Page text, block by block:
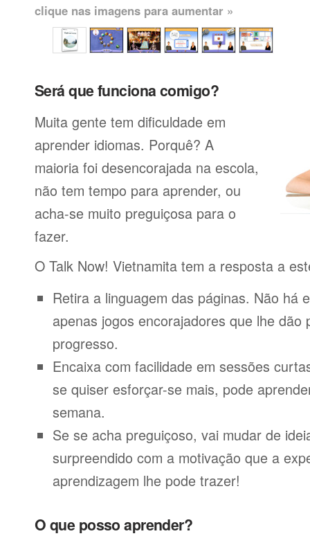
clique nas imagens para aumentar »
Será que funciona comigo?
Muita gente tem dificuldade em
aprender idiomas. Porquê? A
maioria foi desencorajada na escola,
não tem tempo para aprender, ou
acha-se muito preguiçosa para o
fazer.
O Talk Now! Vietnamita tem a resposta a
Retira a linguagem das páginas. Não há
apenas jogos encorajadores que lhe dão
progresso.
Encaixa com facilidade em sessões
se quiser esforçar-se mais, pode
semana.
Se se acha preguiçoso, vai mudar de
surpreendido com a motivação que a
aprendizagem lhe pode trazer!
O que posso aprender?